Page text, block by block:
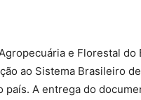
e Florestal
ao Sistema Brasileiro
país. A entrega do